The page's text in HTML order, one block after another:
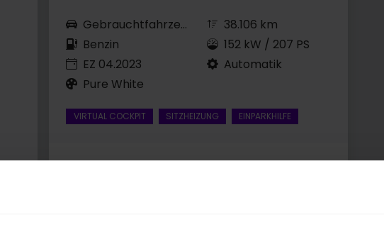
Gebrauchtfahrzeug
Benzin
EZ 04.2023
Pure White
38.106 km
152 kW / 207 PS
Automatik
VIRTUAL COCKPIT SITZHEIZUNG EINPARKHILFE